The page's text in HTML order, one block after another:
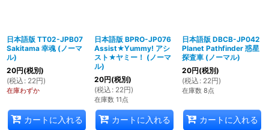
日本語版 TT02-JPB07
Sakitama 幸魂 (ノーマ
ル)
20円(税別)
(税込 : 22円)
在庫わずか
カートに入れる
日本語版 BPRO-JP076
Assist★Yummy! アシ
スト★ヤミー！ (ノーマ
ル)
20円(税別)
(税込 : 22円)
在庫数 11点
カートに入れる
日本語版 DBCB-JP042
Planet Pathfinder 惑星
探査車 (ノーマル)
20円(税別)
(税込 : 22円)
在庫数 8点
カートに入れる